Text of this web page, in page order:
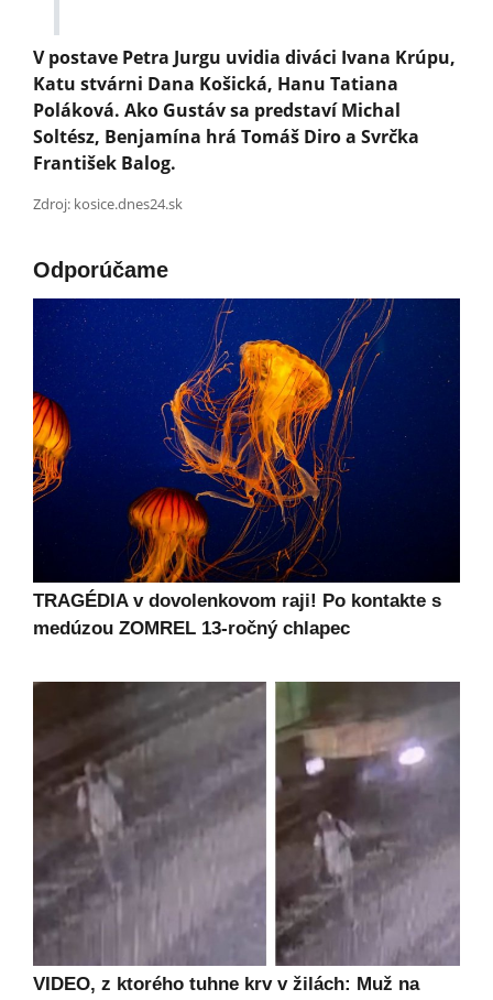
V postave Petra Jurgu uvidia diváci Ivana Krúpu,
Katu stvárni Dana Košická, Hanu Tatiana
Poláková. Ako Gustáv sa predstaví Michal
Soltész, Benjamína hrá Tomáš Diro a Svrčka
František Balog.
Zdroj: kosice.dnes24.sk
Odporúčame
TRAGÉDIA v dovolenkovom raji! Po kontakte s
medúzou ZOMREL 13-ročný chlapec
VIDEO, z ktorého tuhne krv v žilách: Muž na